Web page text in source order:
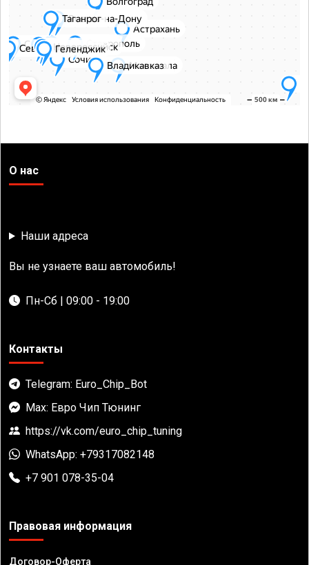
О нас
Наши адреса
Вы не узнаете ваш автомобиль!
Пн-Сб | 09:00 - 19:00
Контакты
Telegram: Euro_Chip_Bot
Max: Евро Чип Тюнинг
https://vk.com/euro_chip_tuning
WhatsApp: +79317082148
+7 901 078-35-04
Правовая информация
Договор-Оферта